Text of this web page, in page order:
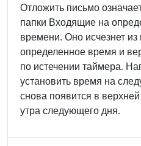
Отложить письмо
папки Входящие на
времени. Оно исчезнет
определенное время и
по истечении таймера.
установить время на
снова появится в
утра следующего дня.